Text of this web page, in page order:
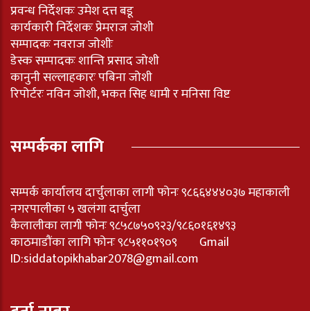
प्रवन्ध निर्देशकः उमेश दत्त बडू
कार्यकारी निर्देशकः प्रेमराज जोशी
सम्पादकः नवराज जोशीः
डेस्क सम्पादकः शान्ति प्रसाद जोशी
कानुनी सल्लाहकारः पबिना जोशी
रिपोर्टरः नविन जोशी, भकत सिह धामी र मनिसा विष्ट
सम्पर्कका लागि
सम्पर्क कार्यालय दार्चुलाका लागी फोनः ९८६६४४४०३७ महाकाली
नगरपालीका ५ खलंगा दार्चुला
कैलालीका लागी फोनः ९८५८७५०९२३/९८६०१६१४९३
काठमाडौंका लागि फोनः ९८५११०१९०९ Gmail
ID:siddatopikhabar2078@gmail.com